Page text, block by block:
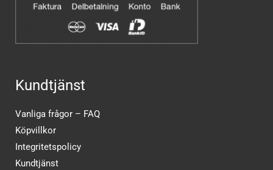
Kundtjänst
Vanliga frågor – FAQ
Köpvillkor
Integritetspolicy
Kundtjänst